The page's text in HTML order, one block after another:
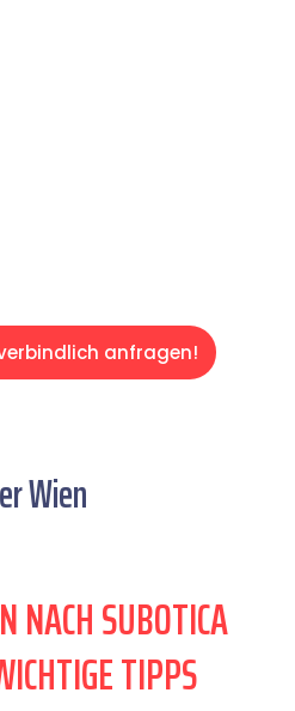
anfragen!
Wien
NACH SUBOTICA
TIPPS